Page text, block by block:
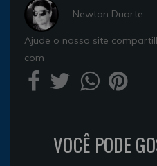
- Newton Duarte
Ajude o nosso site
com
VOCÊ PODE